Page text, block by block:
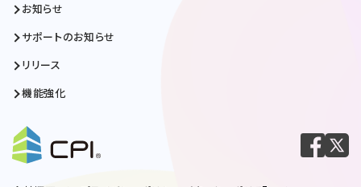
お知らせ
サポートのお知らせ
リリース
機能強化